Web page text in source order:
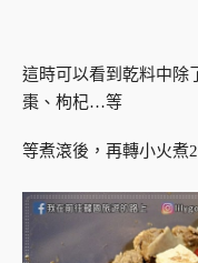
這時可以看到乾料中除
棗、枸杞…等
等煮滾後，再轉小火煮